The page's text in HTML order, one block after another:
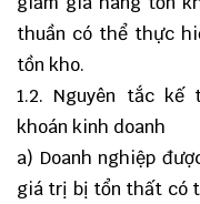
thuần có thể thực
tồn kho.
1.2. Nguyên tắc
khoán kinh doanh
a) Doanh nghiệp
giá trị bị tổn thất có